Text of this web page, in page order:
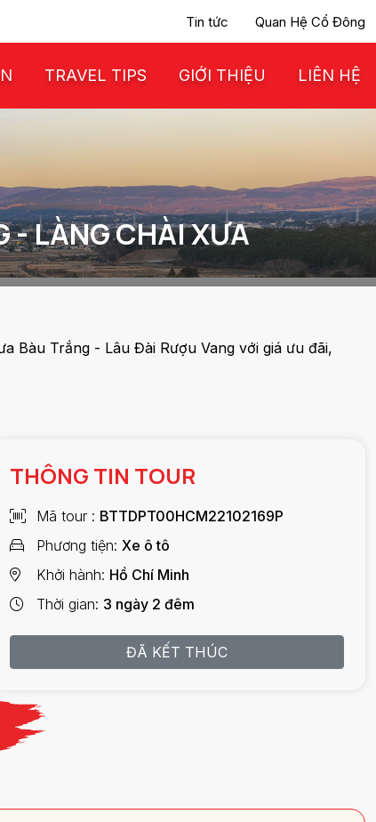
Tin tức Quan Hệ Cổ Đông
TRAVEL TIPS GIỚI THIỆU LIÊN HỆ
- LÀNG CHÀI XƯA
Bàu Trắng - Lâu Đài Rượu Vang với giá ưu đãi,
THÔNG TIN TOUR
Mã tour
BTTDPT00HCM22102169P
Phương tiện Xe ô tô
Khởi hành Hồ Chí Minh
Thời gian 3 ngày 2 đêm
ĐÃ KẾT THÚC